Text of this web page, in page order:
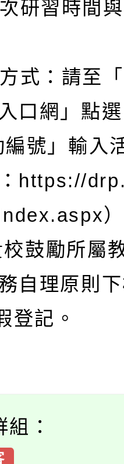
習時間與
：請至「
口網」點
號」輸入
https://
鼓勵所屬
自理原則
登記。
：